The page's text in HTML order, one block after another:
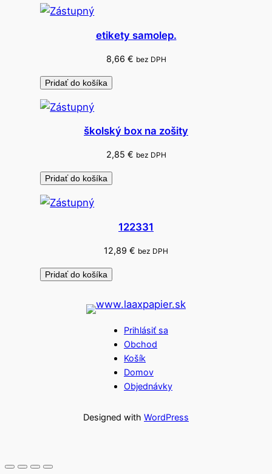
etikety samolep.
8,66 € bez DPH
Pridať do košíka
školský box na zošity
2,85 € bez DPH
Pridať do košíka
122331
12,89 € bez DPH
Pridať do košíka
Prihlásiť sa
Obchod
Košík
Domov
Objednávky
Designed with WordPress